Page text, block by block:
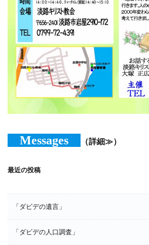
Messages （詳細≫）
最近の投稿
「ダビデの遺言」
「ダビデの人口調査」